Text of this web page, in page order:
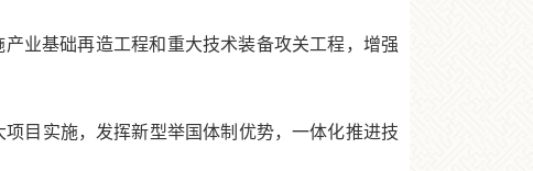
业基础再造工程和重大技术装备攻关工程，增强
目实施，发挥新型举国体制优势，一体化推进技